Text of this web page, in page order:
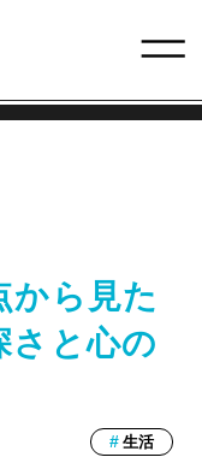
から見た
さと心の
生活